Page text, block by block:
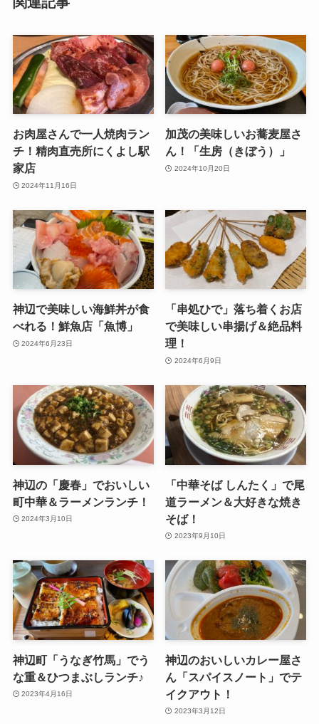
お肉屋さんで一人焼肉ラン
チ！精肉直売所にくよし駅
家店
2024年11月16日
加茂の美味しいお蕎麦屋さ
ん！「生房（きぼう）」
2024年10月20日
神辺で美味しい海鮮丼が食
べれる！鮮魚店「魚博」
2024年6月23日
「串処ひで」落ち着くお店
で美味しい串揚げ＆絶品料
理！
2024年6月9日
神辺の「慶春」でおいしい
町中華＆ラーメンランチ！
2024年3月10日
「中華そば しんたく」で尾
道ラーメン＆大好きな焼き
そば！
2023年9月10日
神辺町「うなぎ竹馬」でう
な重＆ひつまぶしランチ♪
2023年4月16日
神辺のおいしいカレー屋さ
ん「スパイスノート」でテ
イクアウト！
2023年3月12日